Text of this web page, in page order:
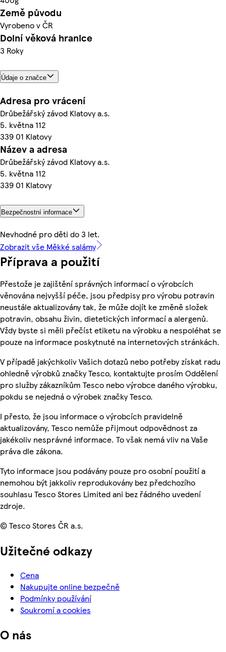
Země původu
Vyrobeno v ČR
Dolní věková hranice
3 Roky
Údaje o značce
Adresa pro vrácení
Drůbežářský závod Klatovy a.s.
5. května 112
339 01 Klatovy
Název a adresa
Drůbežářský závod Klatovy a.s.
5. května 112
339 01 Klatovy
Bezpečnostní informace
Nevhodné pro děti do 3 let.
Zobrazit vše Měkké salámy
Příprava a použití
Přestože je zajištění správných informací o výrobcích
věnována nejvyšší péče, jsou předpisy pro výrobu potravin
neustále aktualizovány tak, že může dojít ke změně složek
potravin, obsahu živin, dietetických informací a alergenů.
Vždy byste si měli přečíst etiketu na výrobku a nespoléhat se
pouze na informace poskytnuté na internetových stránkách.
V případě jakýchkoliv Vašich dotazů nebo potřeby získat radu
ohledně výrobků značky Tesco, kontaktujte prosím Oddělení
pro služby zákazníkům Tesco nebo výrobce daného výrobku,
pokdu se nejedná o výrobek značky Tesco.
I přesto, že jsou informace o výrobcích pravidelně
aktualizovány, Tesco nemůže přijmout odpovědnost za
jakékoliv nesprávné informace. To však nemá vliv na Vaše
práva dle zákona.
Tyto informace jsou podávány pouze pro osobní použití a
nemohou být jakkoliv reprodukovány bez předchozího
souhlasu Tesco Stores Limited ani bez řádného uvedení
zdroje.
© Tesco Stores ČR a.s.
Užitečné odkazy
Cena
Nakupujte online bezpečně
Podmínky používání
Soukromí a cookies
O nás